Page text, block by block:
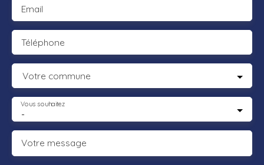
Email
Téléphone
Votre commune
-
Vous souhaitez
Votre message